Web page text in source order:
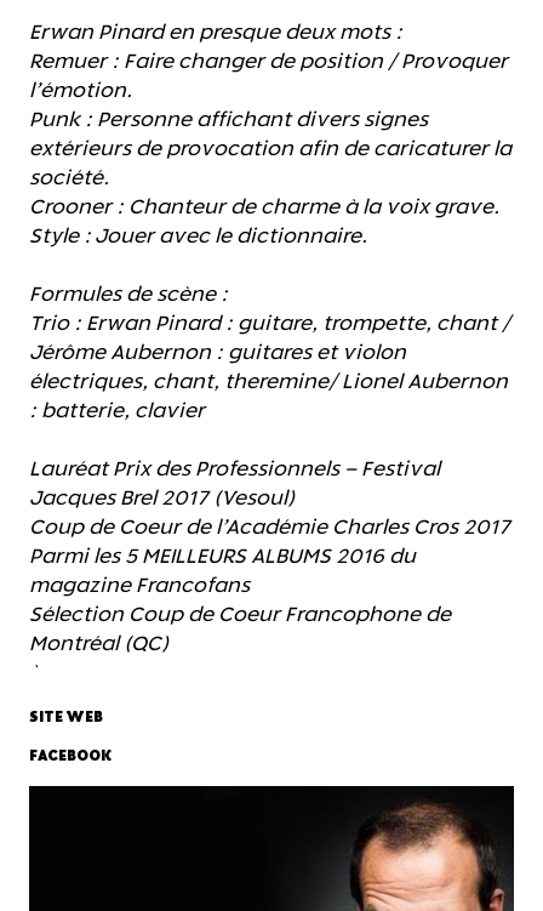
Erwan Pinard en presque deux mots :
Remuer : Faire changer de position / Provoquer
l’émotion.
Punk : Personne affichant divers signes
extérieurs de provocation afin de caricaturer la
société.
Crooner : Chanteur de charme à la voix grave.
Style : Jouer avec le dictionnaire.
Formules de scène :
Trio : Erwan Pinard : guitare, trompette, chant /
Jérôme Aubernon : guitares et violon
électriques, chant, theremine/ Lionel Aubernon
: batterie, clavier
Lauréat Prix des Professionnels – Festival
Jacques Brel 2017 (Vesoul)
Coup de Coeur de l’Académie Charles Cros 2017
Parmi les 5 MEILLEURS ALBUMS 2016 du
magazine Francofans
Sélection Coup de Coeur Francophone de
Montréal (QC)
`
SITE WEB
FACEBOOK